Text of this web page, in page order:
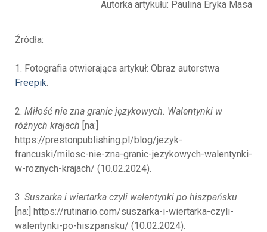
Autorka artykułu: Paulina Eryka Masa
Źródła:
1. Fotografia otwierająca artykuł: Obraz autorstwa
Freepik
2. Miłość nie zna granic językowych. Walentynki w
różnych krajach [na:]
https://prestonpublishing.pl/blog/jezyk-
francuski/milosc-nie-zna-granic-jezykowych-walentynki-
w-roznych-krajach/ (10.02.2024).
3. Suszarka i wiertarka czyli walentynki po hiszpańsku
[na:] https://rutinario.com/suszarka-i-wiertarka-czyli-
walentynki-po-hiszpansku/ (10.02.2024).